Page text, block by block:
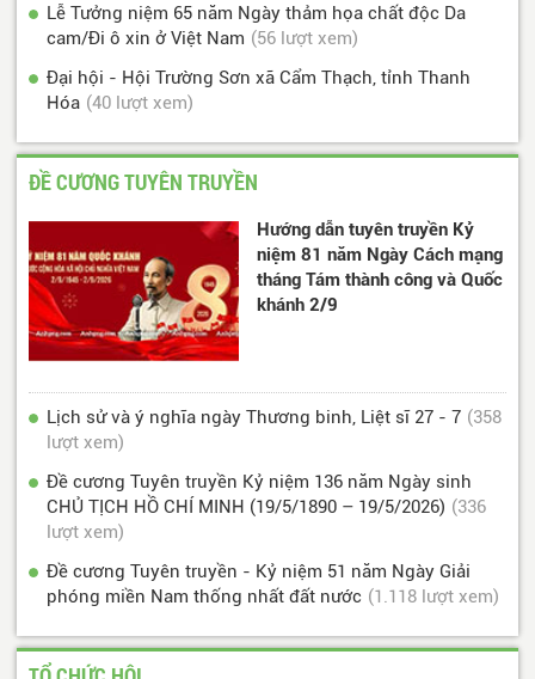
Lễ Tưởng niệm 65 năm Ngày thảm họa chất độc Da
cam/Đi ô xin ở Việt Nam (56 lượt xem)
Đại hội - Hội Trường Sơn xã Cẩm Thạch, tỉnh Thanh
Hóa (40 lượt xem)
ĐỀ CƯƠNG TUYÊN TRUYỀN
Hướng dẫn tuyên truyền Kỷ
niệm 81 năm Ngày Cách mạng
tháng Tám thành công và Quốc
khánh 2/9
Lịch sử và ý nghĩa ngày Thương binh, Liệt sĩ 27 - 7 (358
lượt xem)
Đề cương Tuyên truyền Kỷ niệm 136 năm Ngày sinh
CHỦ TỊCH HỒ CHÍ MINH (19/5/1890 – 19/5/2026) (336
lượt xem)
Đề cương Tuyên truyền - Kỷ niệm 51 năm Ngày Giải
phóng miền Nam thống nhất đất nước (1.118 lượt xem)